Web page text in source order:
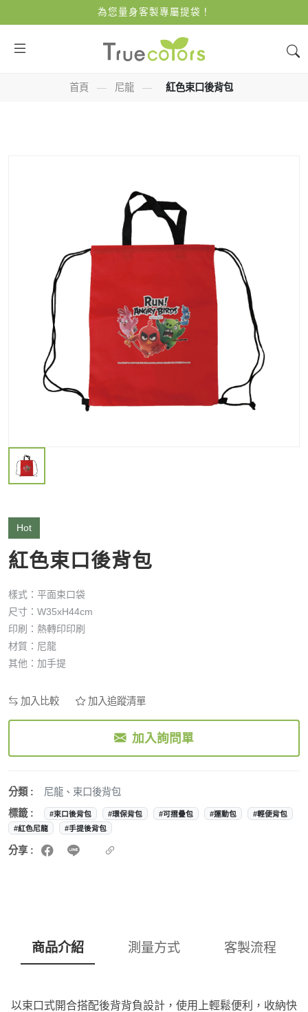
為您量身客製專屬提袋！
首頁 — 尼龍 — 紅色束口後背包
Hot
紅色束口後背包
樣式：平面束口袋
尺寸：W35xH44cm
印刷：熱轉印印刷
材質：尼龍
其他：加手提
加入比較 加入追蹤清單
加入詢問單
分類 : 尼龍 、 束口後背包
標籤 :
#束口後背包 #環保背包 #可摺疊包 #運動包
#輕便背包
#紅色尼龍
#手提後背包
分享 :
商品介紹 測量方式 客製流程
以束口式開合搭配後背背負設計，使用上輕鬆便利，收納快